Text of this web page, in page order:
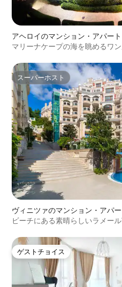
アヘロイのマンション・アパート
マリーナケープの海を眺めるワ
スーパーホスト
スーパーホスト
ヴィニツァのマンション・アパー
ビーチにある素晴らしいラメー
ゲストチョイス
ゲストチョイス